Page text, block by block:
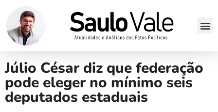
Júlio César diz que federação
pode eleger no mínimo seis
deputados estaduais